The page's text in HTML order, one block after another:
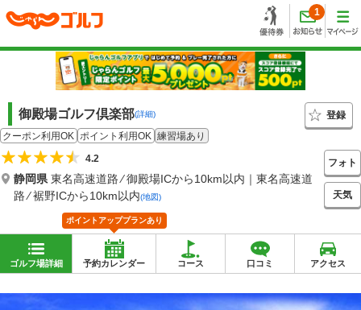
1
御殿場ゴルフ倶楽部(詳細)
登録
クーポン利用OK ポイント利用OK 練習場あり
4.2
静岡県東名高速道路 ⁄ 御殿場ICから10km以内｜東名高速道
路 ⁄ 裾野ICから10km以内(地図)
フォト
天気
ゴルフ場詳細 予約カレンダー
ポイントアッププランあり
コース 口コミ アクセス